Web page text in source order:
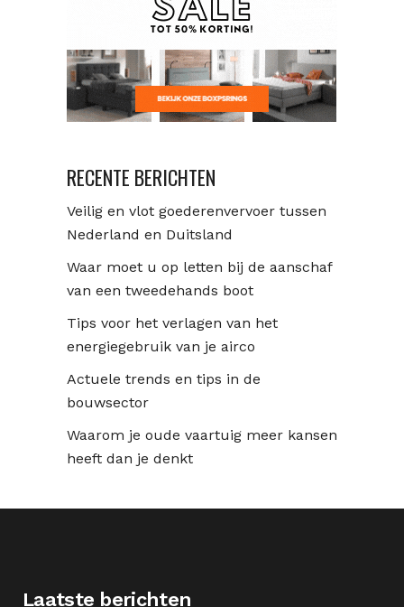
RECENTE BERICHTEN
Veilig en vlot goederenvervoer tussen
Nederland en Duitsland
Waar moet u op letten bij de aanschaf
van een tweedehands boot
Tips voor het verlagen van het
energiegebruik van je airco
Actuele trends en tips in de
bouwsector
Waarom je oude vaartuig meer kansen
heeft dan je denkt
Laatste berichten